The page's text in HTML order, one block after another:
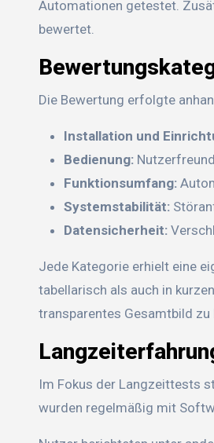
Automationen getestet.
bewertet.
Die Bewertung erfolgte
Installation und
Bedienung:
Funktionsumfang:
Systemstabilität:
Datensicherheit:
Jede Kategorie erhielt eine
tabellarisch als auch in
transparentes Gesamtbild zu
Im Fokus der Langzeittests
wurden regelmäßig mit